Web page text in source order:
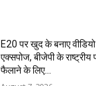
E20 पर खुद के बनाए वीडियो
एक्सपोज, बीजेपी के
फैलाने के लिए...